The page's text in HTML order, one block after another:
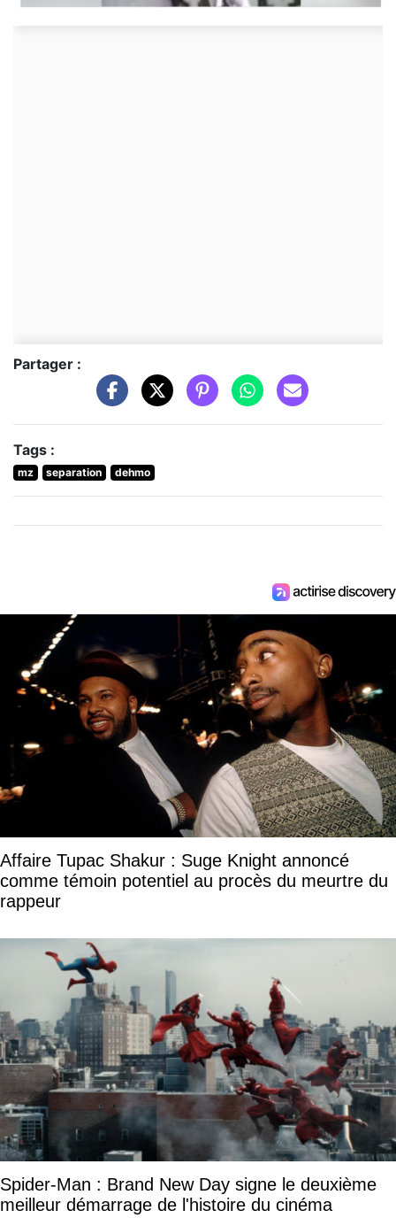
Partager :
Tags :
mz separation dehmo
Affaire Tupac Shakur : Suge Knight annoncé
comme témoin potentiel au procès du meurtre du
rappeur
Spider-Man : Brand New Day signe le deuxième
meilleur démarrage de l'histoire du cinéma